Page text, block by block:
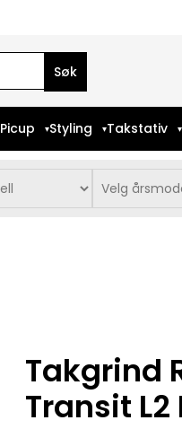
Picup Styling Takstativ
Takgrind
Transit L2